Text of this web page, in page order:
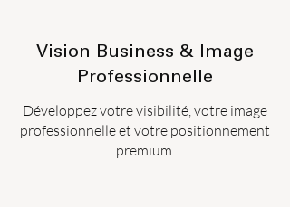
Vision Business & Image
Professionnelle
Développez votre visibilité, votre image
professionnelle et votre positionnement
premium.